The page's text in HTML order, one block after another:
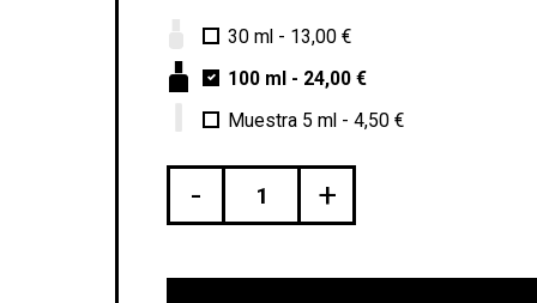
30 ml - 13,00 €
100 ml - 24,00 €
Muestra 5 ml - 4,50 €
- +